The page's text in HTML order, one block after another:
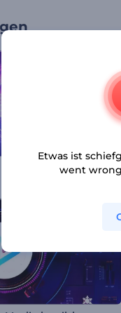
Equalizer
Etwas ist
went